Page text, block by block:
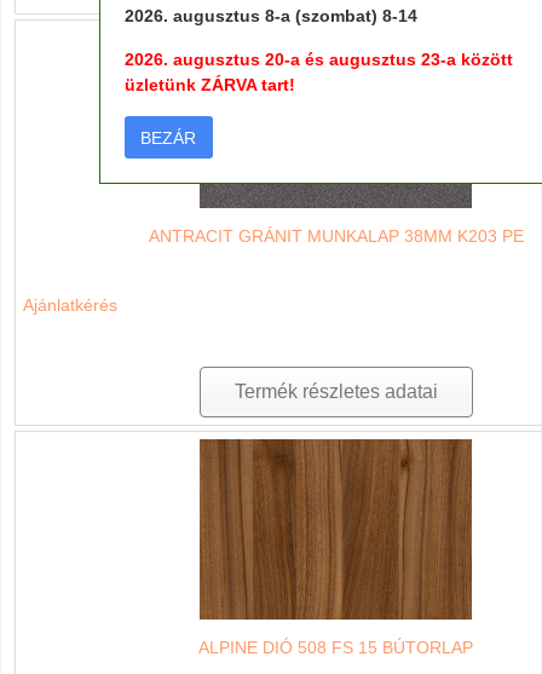
ANTRACIT GRÁNIT MUNKALAP 38MM K203 PE
Ajánlatkérés
Termék részletes adatai
ALPINE DIÓ 508 FS 15 BÚTORLAP
2026. augusztus 8-a (szombat) 8-14
2026. augusztus 20-a és augusztus 23-a között
üzletünk ZÁRVA tart!
BEZÁR